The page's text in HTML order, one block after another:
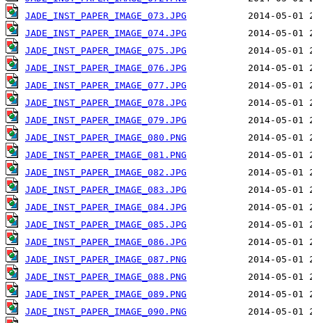
JADE_INST_PAPER_IMAGE_073.JPG
JADE_INST_PAPER_IMAGE_074.JPG
JADE_INST_PAPER_IMAGE_075.JPG
JADE_INST_PAPER_IMAGE_076.JPG
JADE_INST_PAPER_IMAGE_077.JPG
JADE_INST_PAPER_IMAGE_078.JPG
JADE_INST_PAPER_IMAGE_079.JPG
JADE_INST_PAPER_IMAGE_080.PNG
JADE_INST_PAPER_IMAGE_081.PNG
JADE_INST_PAPER_IMAGE_082.JPG
JADE_INST_PAPER_IMAGE_083.JPG
JADE_INST_PAPER_IMAGE_084.JPG
JADE_INST_PAPER_IMAGE_085.JPG
JADE_INST_PAPER_IMAGE_086.JPG
JADE_INST_PAPER_IMAGE_087.PNG
JADE_INST_PAPER_IMAGE_088.PNG
JADE_INST_PAPER_IMAGE_089.PNG
JADE_INST_PAPER_IMAGE_090.PNG